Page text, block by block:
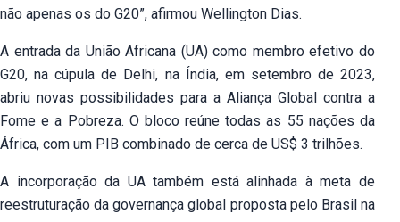
não apenas os do G20”, afirmou Wellington Dias.
A entrada da União Africana (UA) como membro efetivo do
G20, na cúpula de Delhi, na Índia, em setembro de 2023,
abriu novas possibilidades para a Aliança Global contra a
Fome e a Pobreza. O bloco reúne todas as 55 nações da
África, com um PIB combinado de cerca de US$ 3 trilhões.
A incorporação da UA também está alinhada à meta de
reestruturação da governança global proposta pelo Brasil na